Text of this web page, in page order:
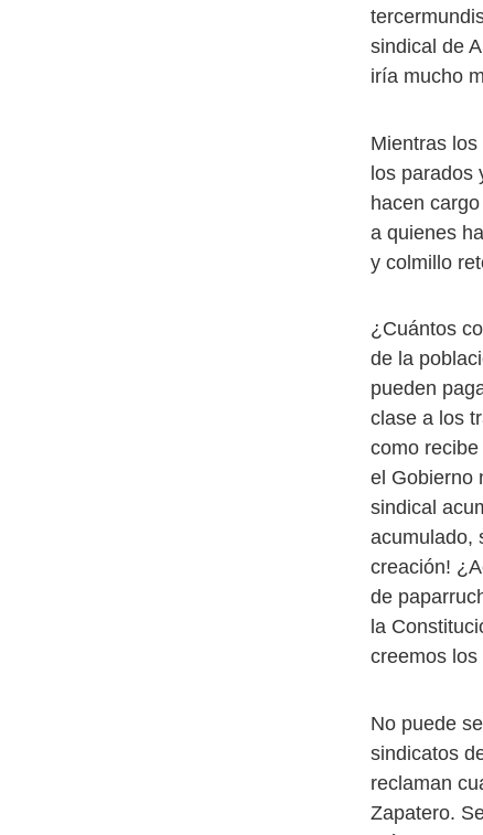
sindical de
iría mucho
Mientras
los parados
hacen
a quienes
y colmillo
¿Cuántos
de la
pueden
clase a los
como recibe
el Gobierno
sindical
acumulado,
creación!
de
la
creemos los
No puede
sindicatos
reclaman
Zapatero.